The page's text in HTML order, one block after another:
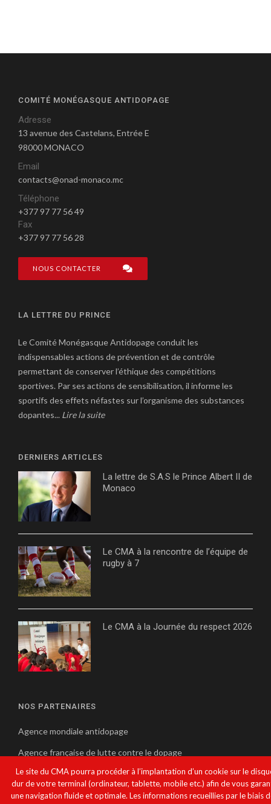
COMITÉ MONÉGASQUE ANTIDOPAGE
Adresse
13 avenue des Castelans, Entrée E
98000 MONACO
Email
contacts@onad-monaco.mc
Téléphone
+377 97 77 56 49
Fax
+377 97 77 56 28
NOUS CONTACTER
LA LETTRE DU PRINCE
Le Comité Monégasque Antidopage conduit les
indispensables actions de prévention et de contrôle
permettant de conserver l’éthique des compétitions
sportives. Par ses actions de sensibilisation, il informe les
sportifs des effets néfastes sur l’organisme des substances
dopantes... Lire la suite
DERNIERS ARTICLES
La lettre de S.A.S le Prince Albert II de
Monaco
Le CMA à la rencontre de l’équipe de
rugby à 7
Le CMA à la Journée du respect 2026
NOS PARTENAIRES
Agence mondiale antidopage
Agence française de lutte contre le dopage
Comité international olympique
Comité olympique monégasque
Le site du CMA pourra procéder à l’implantation d’un cookie sur le
dur de votre terminal (ordinateur, tablette, mobile etc.) afin de vous
une navigation fluide et optimale. Les informations recueillies par le biais